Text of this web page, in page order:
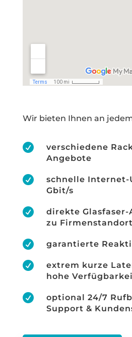
Wir bieten Ihnen an

verschiedene
Angebote

schnelle Internet-
Gbit/s

direkte
zu
 garantierte

extrem kurze
hohe

optional 24/7
Support &